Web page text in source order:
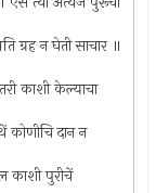
ग्रह न घेती साचार ॥
काशी केल्याचा
दान न
काशी पुरीचें